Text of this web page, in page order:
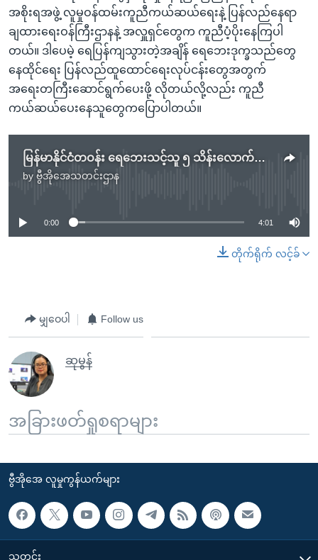
အစိုးရအဖွဲ့ လူမှုဝန်ထမ်းကူညီကယ်ဆယ်ရေးနဲ့ ပြန်လည်နေရာ
ချထားရေးဝန်ကြီးဌာနနဲ့ အလှူရှင်တွေက ကူညီပံ့ပိုးနေကြပါ
တယ်။ ဒါပေမဲ့ ရေပြန်ကျသွားတဲ့အချိန် ရေဘေးဒုက္ခသည်တွေ
နေထိုင်ရေး ပြန်လည်ထူထောင်ရေးလုပ်ငန်းတွေအတွက်
အရေးတကြီးဆောင်ရွက်ပေးဖို့ လိုတယ်လို့လည်း ကူညီ
ကယ်ဆယ်ပေးနေသူတွေကပြောပါတယ်။
မြန်မာနိုင်ငံတဝန်း ရေဘေးသင့်သူ ၅ သိန်းလောက်ရှိနေ
by ဗွီအိုအေသတင်းဌာန
No media source currently available
0:00 4:01
တိုက်ရိုက် လင့်ခ်
မျှဝေပါ Follow us
ဆုမွန်
အခြားဖတ်ရှုစရာများ
ဗွီအိုအေ လူမှုကွန်ယက်များ
သတင်း